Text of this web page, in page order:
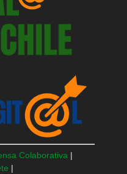
Colaborativa |
|